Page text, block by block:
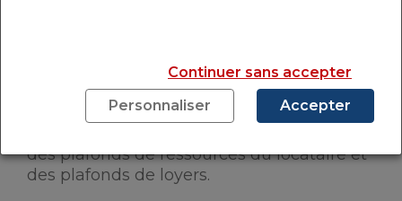
réhabilité) dans une zone éligible au
dispositif (en général une zone de tension
sur le marché locatif) et à le mettre en
des plafonds de ressources du locataire et
des plafonds de loyers.
Continuer sans accepter
Personnaliser
Accepter